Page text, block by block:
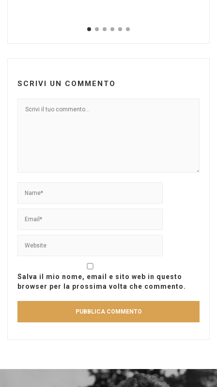
SCRIVI UN COMMENTO
Salva il mio nome, email e sito web in questo
browser per la prossima volta che commento.